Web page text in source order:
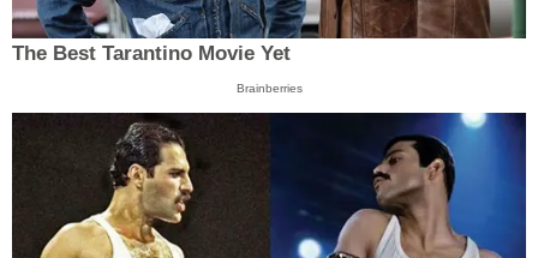
The Best Tarantino Movie Yet
Brainberries